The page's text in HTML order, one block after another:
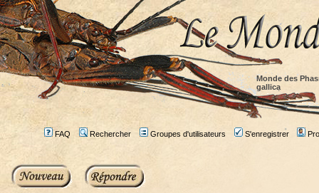
Monde des
gallica
FAQ Rechercher Groupes d'utilisateurs S'enregistrer